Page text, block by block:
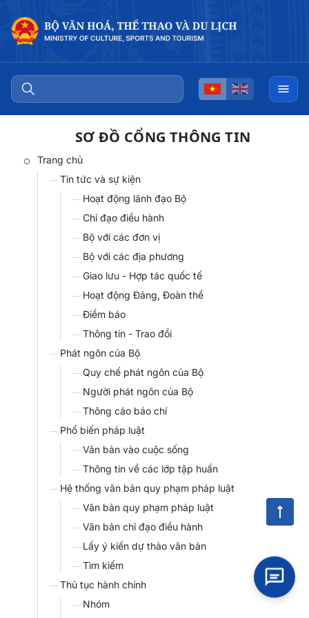
SƠ ĐỒ CỔNG THÔNG TIN
Trang chủ
Tin tức và sự kiện
Hoạt động lãnh đạo Bộ
Chỉ đạo điều hành
Bộ với các đơn vị
Bộ với các địa phương
Giao lưu - Hợp tác quốc tế
Hoạt động Đảng, Đoàn thể
Điểm báo
Thông tin - Trao đổi
Phát ngôn của Bộ
Quy chế phát ngôn của Bộ
Người phát ngôn của Bộ
Thông cáo báo chí
Phổ biến pháp luật
Văn bản vào cuộc sống
Thông tin về các lớp tập huấn
Hệ thống văn bản quy phạm pháp luật
Văn bản quy phạm pháp luật
Văn bản chỉ đạo điều hành
Lấy ý kiến dự thảo văn bản
Tìm kiếm
Thủ tục hành chính
Nhóm